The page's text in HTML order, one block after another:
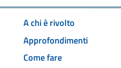
A chi è rivolto
Approfondimenti
Come fare